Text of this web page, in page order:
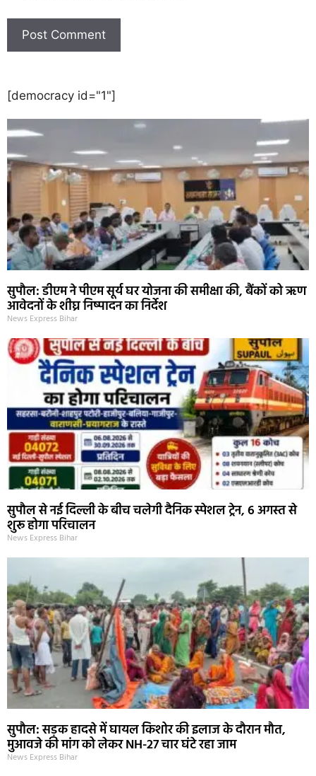
[democracy id="1"]
सुपौल: डीएम ने पीएम सूर्य घर योजना की समीक्षा की, बैंकों को ऋण
आवेदनों के शीघ्र निष्पादन का निर्देश
News Express Bihar
सुपौल से नई दिल्ली के बीच चलेगी दैनिक स्पेशल ट्रेन, 6 अगस्त से
शुरू होगा परिचालन
News Express Bihar
सुपौल: सड़क हादसे में घायल किशोर की इलाज के दौरान मौत,
मुआवजे की मांग को लेकर NH-27 चार घंटे रहा जाम
News Express Bihar